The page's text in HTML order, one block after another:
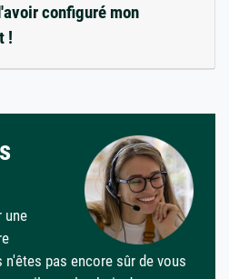
configuré mon
!
une
pas encore sûr de vous